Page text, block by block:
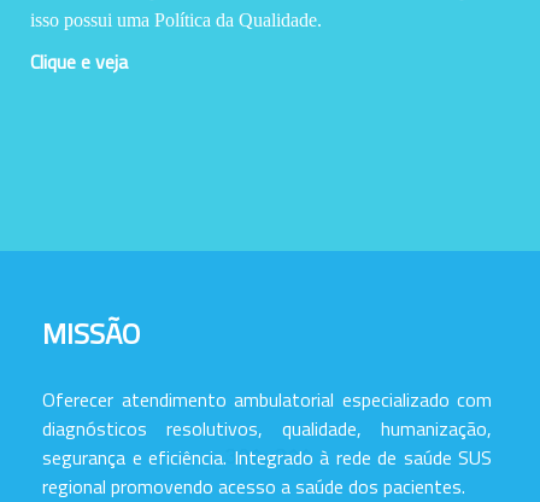
isso possui uma Política da Qualidade.
Clique e veja
MISSÃO
Oferecer atendimento ambulatorial especializado com
diagnósticos resolutivos, qualidade, humanização,
segurança e eficiência. Integrado à rede de saúde SUS
regional promovendo acesso a saúde dos pacientes.